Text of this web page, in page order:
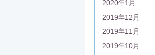
2020年1月
2019年12月
2019年11月
2019年10月